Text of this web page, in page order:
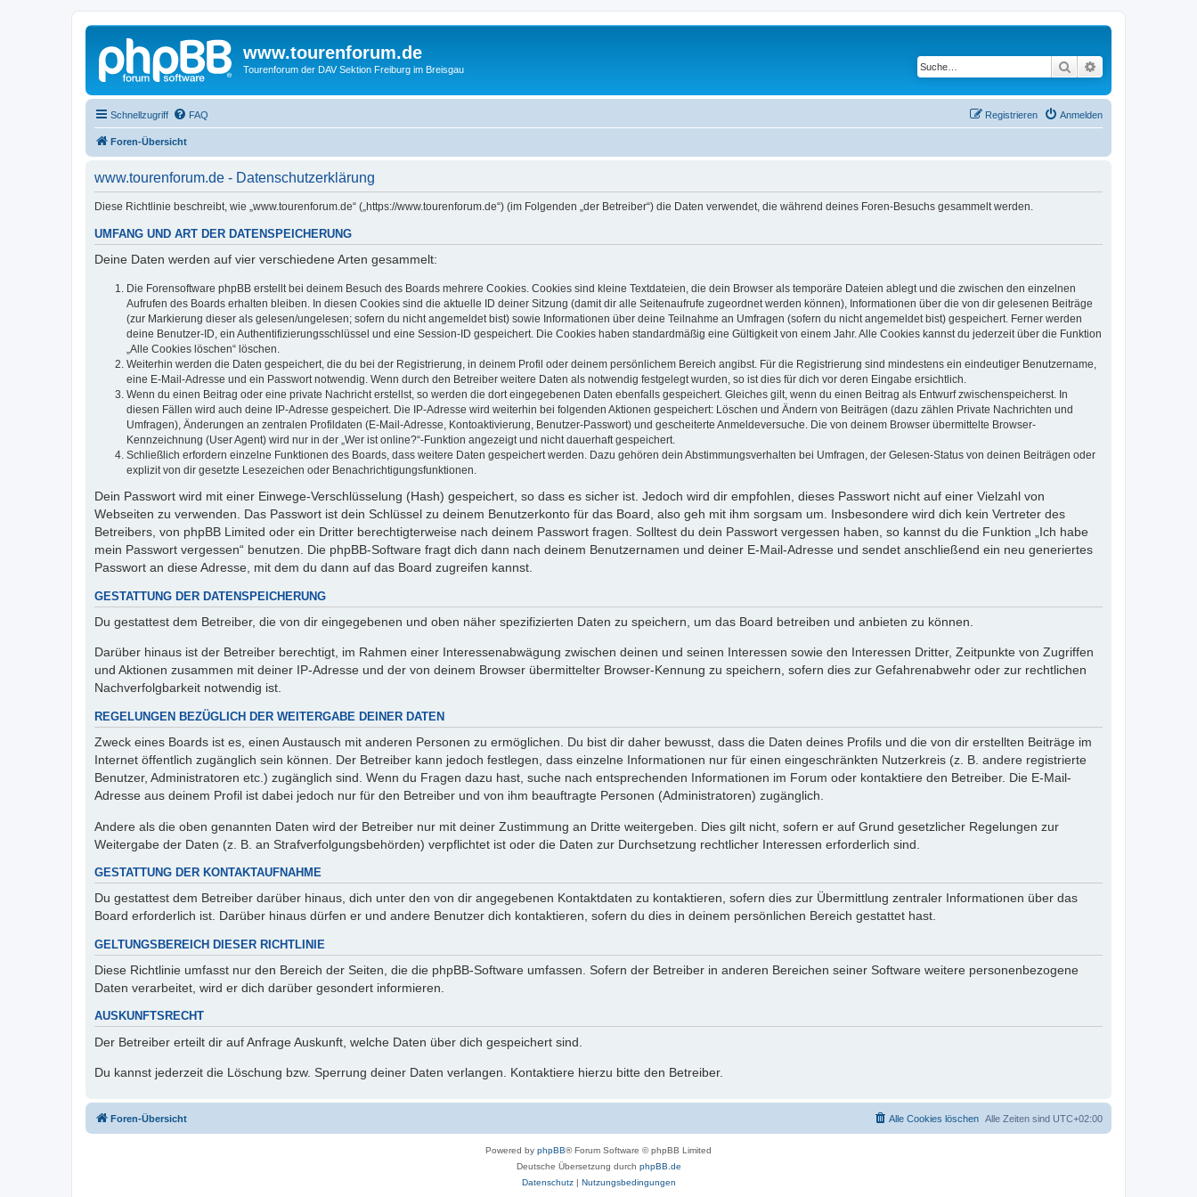
www.tourenforum.de
Tourenforum der DAV Sektion Freiburg im Breisgau Suche
Schnellzugriff FAQ Anmelden
Registrieren
Foren-Übersicht
www.tourenforum.de - Datenschutzerklärung
Diese Richtlinie beschreibt, wie „www.tourenforum.de“ („https://www.tourenforum.de“) (im Folgenden „der Betreiber“) die Daten verwendet, die während deines Foren-Besuchs gesammelt werden.
UMFANG UND ART DER DATENSPEICHERUNG
Deine Daten werden auf vier verschiedene Arten gesammelt:
Die Forensoftware phpBB erstellt bei deinem Besuch des Boards mehrere Cookies. Cookies sind kleine Textdateien, die dein Browser als temporäre Dateien ablegt und die zwischen den einzelnen
Aufrufen des Boards erhalten bleiben. In diesen Cookies sind die aktuelle ID deiner Sitzung (damit dir alle Seitenaufrufe zugeordnet werden können), Informationen über die von dir gelesenen Beiträge
(zur Markierung dieser als gelesen/ungelesen; sofern du nicht angemeldet bist) sowie Informationen über deine Teilnahme an Umfragen (sofern du nicht angemeldet bist) gespeichert. Ferner werden
deine Benutzer-ID, ein Authentifizierungsschlüssel und eine Session-ID gespeichert. Die Cookies haben standardmäßig eine Gültigkeit von einem Jahr. Alle Cookies kannst du jederzeit über die Funktion
„Alle Cookies löschen“ löschen.
Weiterhin werden die Daten gespeichert, die du bei der Registrierung, in deinem Profil oder deinem persönlichem Bereich angibst. Für die Registrierung sind mindestens ein eindeutiger Benutzername,
eine E-Mail-Adresse und ein Passwort notwendig. Wenn durch den Betreiber weitere Daten als notwendig festgelegt wurden, so ist dies für dich vor deren Eingabe ersichtlich.
Wenn du einen Beitrag oder eine private Nachricht erstellst, so werden die dort eingegebenen Daten ebenfalls gespeichert. Gleiches gilt, wenn du einen Beitrag als Entwurf zwischenspeicherst. In
diesen Fällen wird auch deine IP-Adresse gespeichert. Die IP-Adresse wird weiterhin bei folgenden Aktionen gespeichert: Löschen und Ändern von Beiträgen (dazu zählen Private Nachrichten und
Umfragen), Änderungen an zentralen Profildaten (E-Mail-Adresse, Kontoaktivierung, Benutzer-Passwort) und gescheiterte Anmeldeversuche. Die von deinem Browser übermittelte Browser-
Kennzeichnung (User Agent) wird nur in der „Wer ist online?“-Funktion angezeigt und nicht dauerhaft gespeichert.
Schließlich erfordern einzelne Funktionen des Boards, dass weitere Daten gespeichert werden. Dazu gehören dein Abstimmungsverhalten bei Umfragen, der Gelesen-Status von deinen Beiträgen oder
explizit von dir gesetzte Lesezeichen oder Benachrichtigungsfunktionen.
Dein Passwort wird mit einer Einwege-Verschlüsselung (Hash) gespeichert, so dass es sicher ist. Jedoch wird dir empfohlen, dieses Passwort nicht auf einer Vielzahl von
Webseiten zu verwenden. Das Passwort ist dein Schlüssel zu deinem Benutzerkonto für das Board, also geh mit ihm sorgsam um. Insbesondere wird dich kein Vertreter des
Betreibers, von phpBB Limited oder ein Dritter berechtigterweise nach deinem Passwort fragen. Solltest du dein Passwort vergessen haben, so kannst du die Funktion „Ich habe
mein Passwort vergessen“ benutzen. Die phpBB-Software fragt dich dann nach deinem Benutzernamen und deiner E-Mail-Adresse und sendet anschließend ein neu generiertes
Passwort an diese Adresse, mit dem du dann auf das Board zugreifen kannst.
GESTATTUNG DER DATENSPEICHERUNG
Du gestattest dem Betreiber, die von dir eingegebenen und oben näher spezifizierten Daten zu speichern, um das Board betreiben und anbieten zu können.
Darüber hinaus ist der Betreiber berechtigt, im Rahmen einer Interessenabwägung zwischen deinen und seinen Interessen sowie den Interessen Dritter, Zeitpunkte von Zugriffen
und Aktionen zusammen mit deiner IP-Adresse und der von deinem Browser übermittelter Browser-Kennung zu speichern, sofern dies zur Gefahrenabwehr oder zur rechtlichen
Nachverfolgbarkeit notwendig ist.
REGELUNGEN BEZÜGLICH DER WEITERGABE DEINER DATEN
Zweck eines Boards ist es, einen Austausch mit anderen Personen zu ermöglichen. Du bist dir daher bewusst, dass die Daten deines Profils und die von dir erstellten Beiträge im
Internet öffentlich zugänglich sein können. Der Betreiber kann jedoch festlegen, dass einzelne Informationen nur für einen eingeschränkten Nutzerkreis (z. B. andere registrierte
Benutzer, Administratoren etc.) zugänglich sind. Wenn du Fragen dazu hast, suche nach entsprechenden Informationen im Forum oder kontaktiere den Betreiber. Die E-Mail-
Adresse aus deinem Profil ist dabei jedoch nur für den Betreiber und von ihm beauftragte Personen (Administratoren) zugänglich.
Andere als die oben genannten Daten wird der Betreiber nur mit deiner Zustimmung an Dritte weitergeben. Dies gilt nicht, sofern er auf Grund gesetzlicher Regelungen zur
Weitergabe der Daten (z. B. an Strafverfolgungsbehörden) verpflichtet ist oder die Daten zur Durchsetzung rechtlicher Interessen erforderlich sind.
GESTATTUNG DER KONTAKTAUFNAHME
Du gestattest dem Betreiber darüber hinaus, dich unter den von dir angegebenen Kontaktdaten zu kontaktieren, sofern dies zur Übermittlung zentraler Informationen über das
Board erforderlich ist. Darüber hinaus dürfen er und andere Benutzer dich kontaktieren, sofern du dies in deinem persönlichen Bereich gestattet hast.
GELTUNGSBEREICH DIESER RICHTLINIE
Diese Richtlinie umfasst nur den Bereich der Seiten, die die phpBB-Software umfassen. Sofern der Betreiber in anderen Bereichen seiner Software weitere personenbezogene
Daten verarbeitet, wird er dich darüber gesondert informieren.
AUSKUNFTSRECHT
Der Betreiber erteilt dir auf Anfrage Auskunft, welche Daten über dich gespeichert sind.
Du kannst jederzeit die Löschung bzw. Sperrung deiner Daten verlangen. Kontaktiere hierzu bitte den Betreiber.
Foren-Übersicht Alle Zeiten sind UTC+02:00
Alle Cookies löschen
Powered by phpBB® Forum Software © phpBB Limited
Deutsche Übersetzung durch phpBB.de
Datenschutz| Nutzungsbedingungen